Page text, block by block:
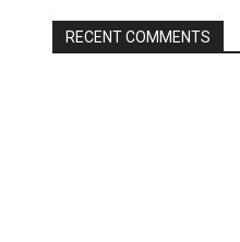
RECENT COMMENTS